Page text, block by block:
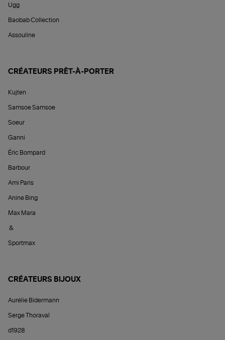
Ugg
Baobab Collection
Assouline
CRÉATEURS PRÊT-À-PORTER
Kujten
Samsoe Samsoe
Soeur
Ganni
Éric Bompard
Barbour
Ami Paris
Anine Bing
Max Mara
&
Sportmax
CRÉATEURS BIJOUX
Aurélie Bidermann
Serge Thoraval
d1928